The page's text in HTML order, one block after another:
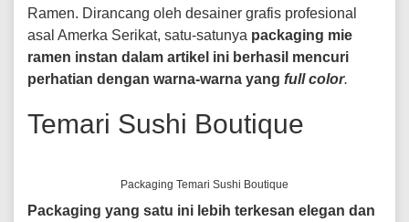
Ramen. Dirancang oleh desainer grafis profesional
asal Amerka Serikat, satu-satunya packaging mie
ramen instan dalam artikel ini berhasil mencuri
perhatian dengan warna-warna yang full color.
Temari Sushi Boutique
Packaging Temari Sushi Boutique
Packaging yang satu ini lebih terkesan elegan dan